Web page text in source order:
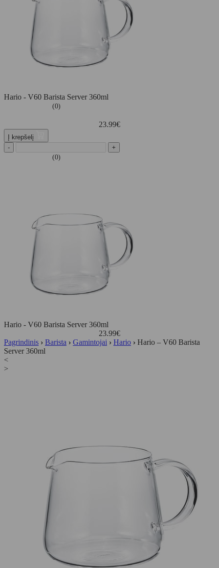
Hario - V60 Barista Server 360ml
(0)
23.99€
Į krepšelį
-
+
(0)
Hario - V60 Barista Server 360ml
23.99€
Pagrindinis › Barista › Gamintojai › Hario › Hario – V60 Barista
Server 360ml
<
>